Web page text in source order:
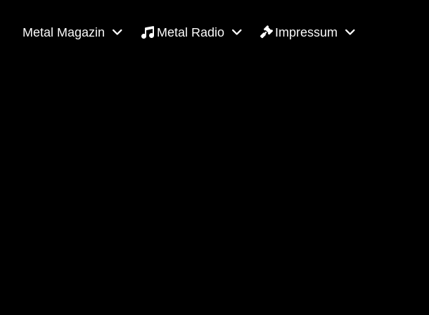
Metal Magazin Metal Radio Impressum